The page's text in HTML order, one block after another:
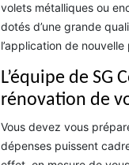
volets métalliques ou
dotés d’une grande
l’application de
L’équipe de
rénovation de
Vous devez vous
dépenses puissent